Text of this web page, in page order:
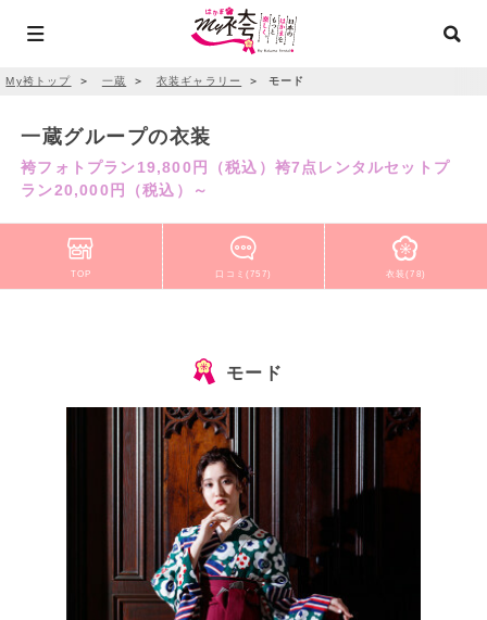
My袴トップ ＞ 一蔵 ＞ 衣装ギャラリー ＞ モード
一蔵グループの衣装
袴フォトプラン19,800円（税込）袴7点レンタルセットプ
ラン20,000円（税込）～
TOP 口コミ(757) 衣装(78)
モード